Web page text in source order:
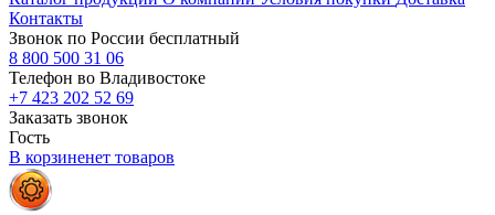
Контакты
Звонок по России бесплатный
8 800 500 31 06
Телефон во Владивостоке
+7 423 202 52 69
Заказать звонок
Гость
В корзиненет товаров